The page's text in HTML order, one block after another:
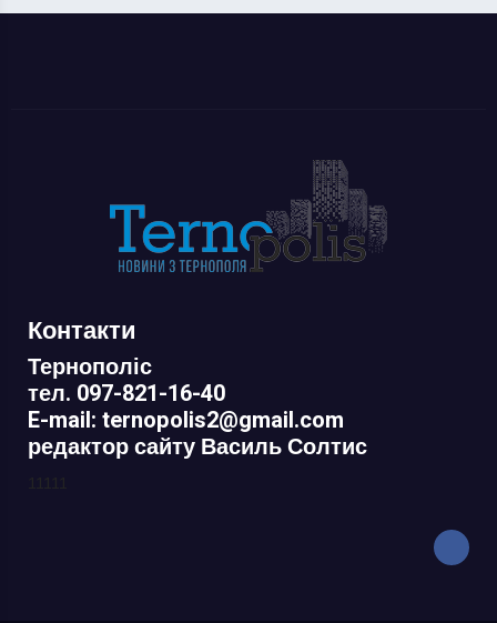
Контакти
Тернополіс
тел. 097-821-16-40
E-mail: ternopolis2@gmail.com
редактор сайту Василь Солтис